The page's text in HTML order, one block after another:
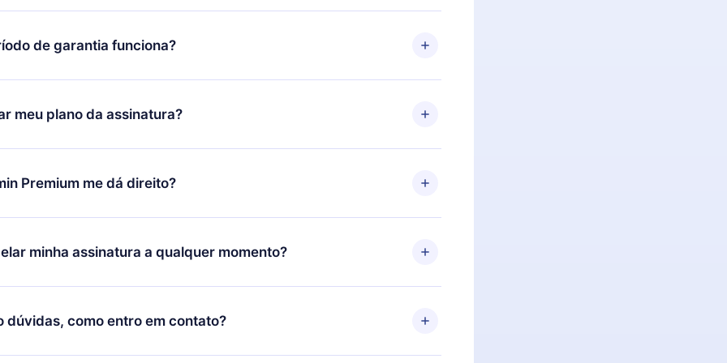
de garantia funciona?
satisfeito com nossa plataforma, basta entrar em contato com nossa
(
contato@12min.com
) em até 7 dias após a compra e solicitar o
meu plano da assinatura?
decidiu mudar sua assinatura mensal para anual, após confirmar a
o plano anual, o novo plano só será aplicado e cobrado após o aniversário
Premium me dá direito?
em 3 línguas (Inglês, espanhol e português) que você pode ler ou
momento através do nosso aplicativo disponível para iOS, Android e
minha assinatura a qualquer momento?
e o próximo ciclo de cobrança não ocorrerá.
dúvidas, como entro em contato?